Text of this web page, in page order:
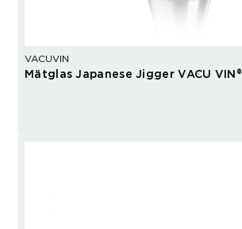
VACUVIN
Mätglas Japanese Jigger VACU VIN®